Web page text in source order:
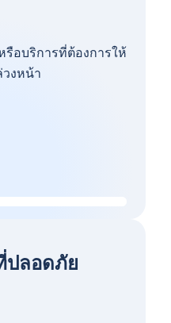
รือบริการที่ต้องการให้
งหน้า
ปลอดภัย